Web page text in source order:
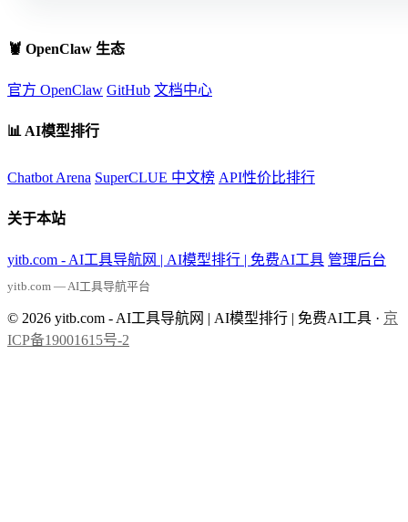
🦞 OpenClaw 生态
官方 OpenClaw GitHub 文档中心
📊 AI模型排行
Chatbot Arena SuperCLUE 中文榜 API性价比排行
关于本站
yitb.com - AI工具导航网 | AI模型排行 | 免费AI工具 管理后台
yitb.com — AI工具导航平台
© 2026 yitb.com - AI工具导航网 | AI模型排行 | 免费AI工具 · 京
ICP备19001615号-2